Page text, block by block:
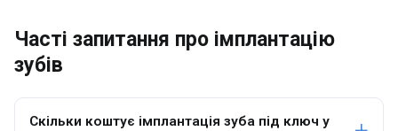
Часті запитання про імплантацію
зубів
Скільки коштує імплантація зуба під ключ у